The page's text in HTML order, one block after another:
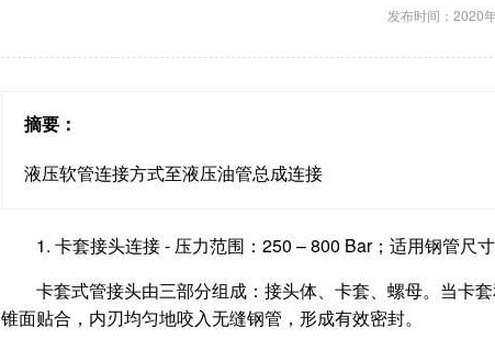
发布时间：2020
摘要：
液压软管连接方式至液压油管总成连接
1. 卡套接头连接 - 压力范围：250 – 800 Bar；适用钢管尺
卡套式管接头由三部分组成：接头体、卡套、螺母。当卡
锥面贴合，内刃均匀地咬入无缝钢管，形成有效密封。